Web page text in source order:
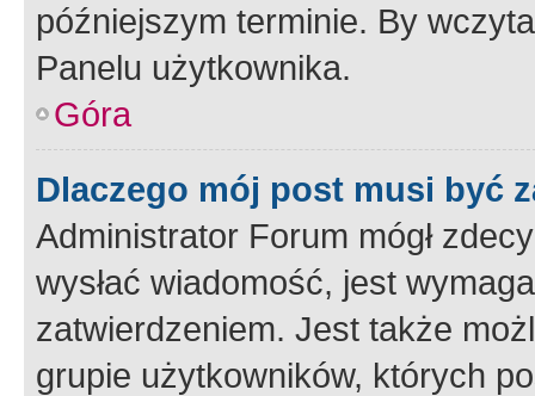
późniejszym terminie. By
Panelu użytkownika.
Góra
Dlaczego mój post musi być
Administrator Forum mógł
wysłać wiadomość, jest
zatwierdzeniem. Jest także
grupie użytkowników, których